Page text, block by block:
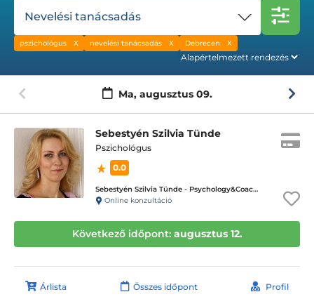
Nevelési tanácsadás
pszichológus nevelési tanácsadás Debrecen
Ma, augusztus 09.
Sebestyén Szilvia Tünde
Pszichológus
0.0
Sebestyén Szilvia Tünde - Psychology&Coaching - ICD terápiás magánpraxis
Online konzultáció
Következő időpont: augusztus 12.
Árlista Összes időpont Profil